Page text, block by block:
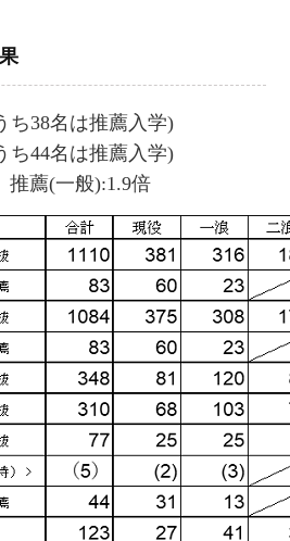
38名は推薦入学)
ち44名は推薦入学)
薦(一般):1.9倍